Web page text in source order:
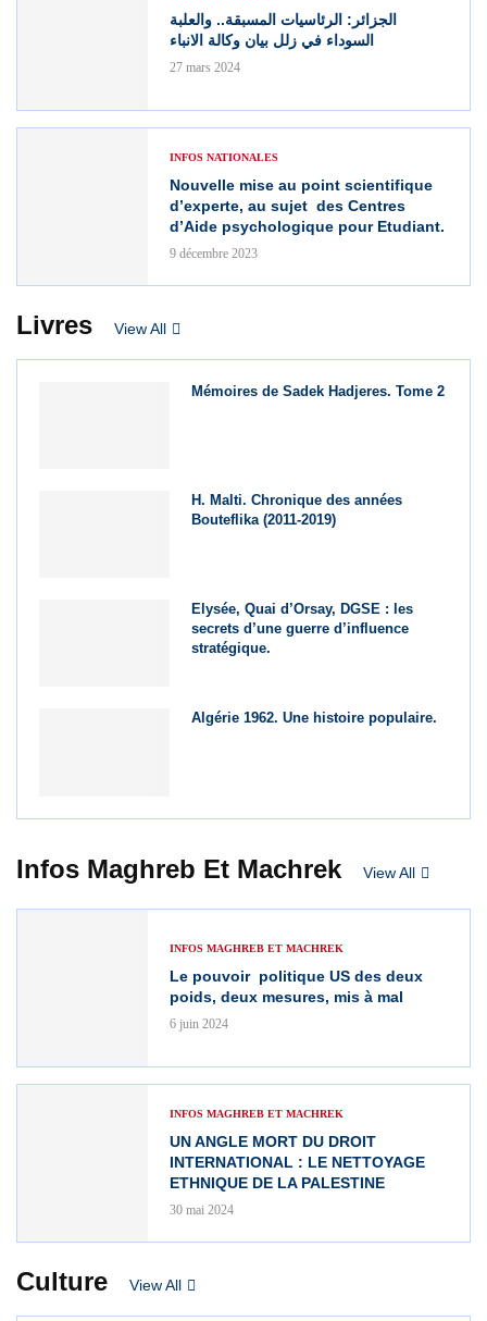
الجزائر: الرئاسيات المسبقة.. والعلبة
السوداء في زلل بيان وكالة الانباء
27 mars 2024
INFOS NATIONALES
Nouvelle mise au point scientifique
d’experte, au sujet des Centres
d’Aide psychologique pour Etudiant.
9 décembre 2023
Livres View All
Mémoires de Sadek Hadjeres. Tome 2
H. Malti. Chronique des années
Bouteflika (2011-2019)
Elysée, Quai d’Orsay, DGSE : les
secrets d’une guerre d’influence
stratégique.
Algérie 1962. Une histoire populaire.
Infos Maghreb Et Machrek View All
INFOS MAGHREB ET MACHREK
Le pouvoir politique US des deux
poids, deux mesures, mis à mal
6 juin 2024
INFOS MAGHREB ET MACHREK
UN ANGLE MORT DU DROIT
INTERNATIONAL : LE NETTOYAGE
ETHNIQUE DE LA PALESTINE
30 mai 2024
Culture View All